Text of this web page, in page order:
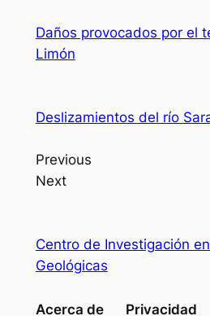
Daños provocados por el
Limón
Deslizamientos del río
Previous
Next
Centro de Investigación
Geológicas
Acerca de Privacidad